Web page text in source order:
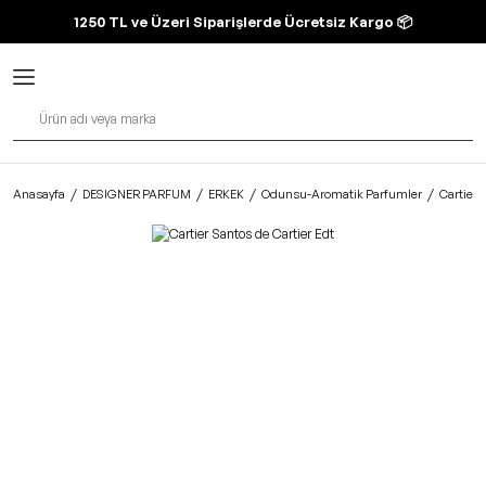
1250 TL ve Üzeri Siparişlerde Ücretsiz Kargo 📦
Anasayfa DESIGNER PARFUM ERKEK Odunsu-Aromatik Parfumler Cartier